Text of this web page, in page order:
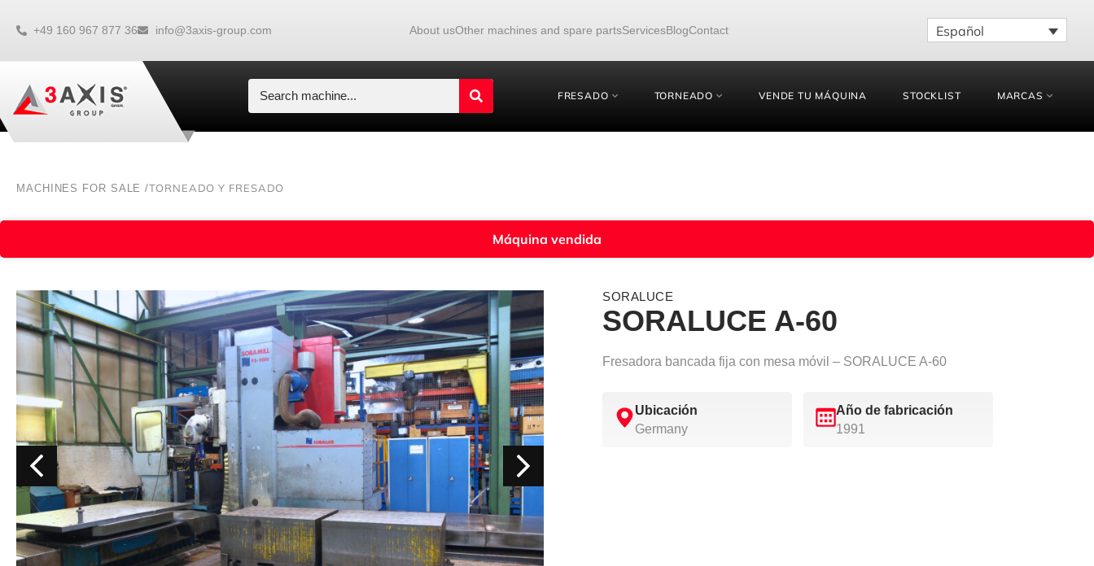
+49 160 967 877 36 info@3axis-group.com About usOther machines and spare partsServicesBlogContact Español
FRESADO TORNEADO VENDE TU MÁQUINA STOCKLIST MARCAS
MACHINES FOR SALE /TORNEADO Y FRESADO
Máquina vendida
SORALUCE
SORALUCE A-60
Fresadora bancada fija con mesa móvil – SORALUCE A-60
Ubicación
Germany
Año de fabricación
1991